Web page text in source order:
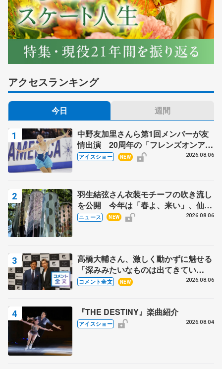
アクセスランキング
今日 週間
中野友加里さんら第1回メンバーが友
情出演 20周年の「フレンズオンアイ
ス」 宮本賢二さん、有川梨絵さん、
アイスショー NEW 2026.08.06
羽生結弦さん衣装モチーフの吹き流し
を公開 今年は「春よ、来い」、仙台
の瑞鳳殿
ニュース NEW 2026.08.06
高橋大輔さん、激しく動かずに魅せる
「深みみたいなものは出てきてい
る？」 〝兄さん〟と慕うレジェンド
コメント全文 NEW 2026.08.06
『THE DESTINY』楽曲紹介
アイスショー 2026.08.04